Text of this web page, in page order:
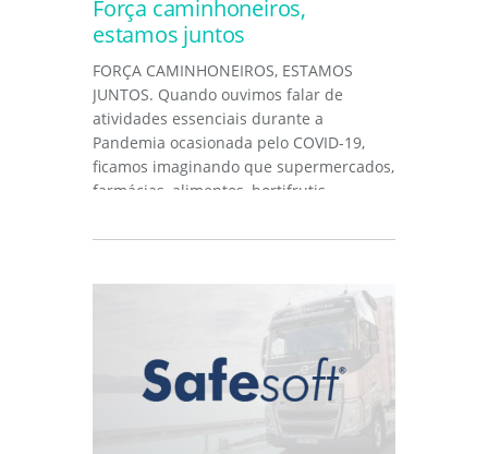
Força caminhoneiros,
estamos juntos
FORÇA CAMINHONEIROS, ESTAMOS
JUNTOS. Quando ouvimos falar de
atividades essenciais durante a
Pandemia ocasionada pelo COVID-19,
ficamos imaginando que supermercados,
farmácias, alimentos, hortifrutis,